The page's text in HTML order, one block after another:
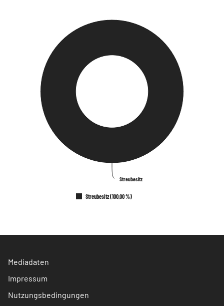
Streubesitz
Streubesitz
Streubesitz (100,00 %)
Mediadaten
Impressum
Nutzungsbedingungen